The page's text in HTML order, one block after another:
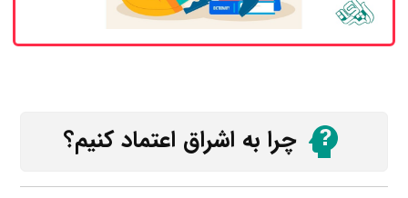
چرا به اشراق اعتماد کنیم؟